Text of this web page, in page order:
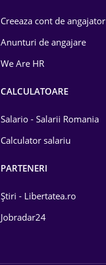
Creeaza cont de angajator
Anunturi de angajare
We Are HR
CALCULATOARE
Salario - Salarii Romania
Calculator salariu
PARTENERI
Știri - Libertatea.ro
Jobradar24